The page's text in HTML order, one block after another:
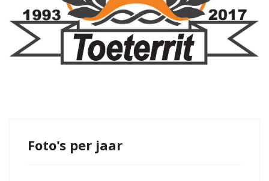
Foto's per jaar